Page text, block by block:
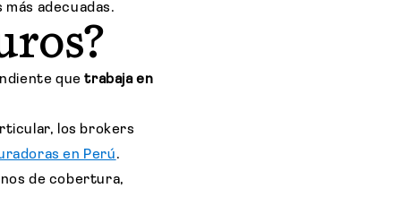
adecuadas.
quetrabaja en
los brokers
en Perú.
de cobertura,